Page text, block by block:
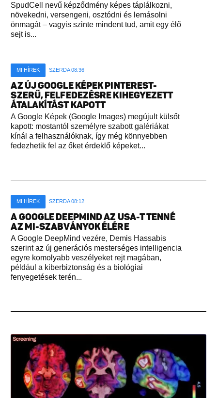
SpudCell nevű képződmény képes táplálkozni,
növekedni, versengeni, osztódni és lemásolni
önmagát – vagyis szinte mindent tud, amit egy élő
sejt is...
MI HÍREK SZERDA 08:36
AZ ÚJ GOOGLE KÉPEK PINTEREST-
SZERŰ, FELFEDEZÉSRE KIHEGYEZETT
ÁTALAKÍTÁST KAPOTT
A Google Képek (Google Images) megújult külsőt
kapott: mostantól személyre szabott galériákat
kínál a felhasználóknak, így még könnyebben
fedezhetik fel az őket érdeklő képeket...
MI HÍREK SZERDA 08:12
A GOOGLE DEEPMIND AZ USA-T TENNÉ
AZ MI-SZABVÁNYOK ÉLÉRE
A Google DeepMind vezére, Demis Hassabis
szerint az új generációs mesterséges intelligencia
egyre komolyabb veszélyeket rejt magában,
például a kiberbiztonság és a biológiai
fenyegetések terén...